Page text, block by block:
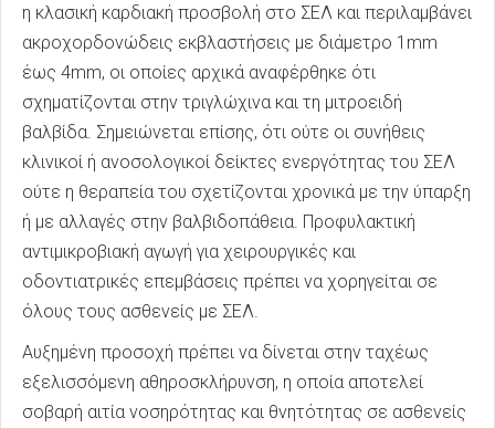
η κλασική καρδιακή προσβολή στο ΣΕΛ και περιλαμβάνει
ακροχορδονώδεις εκβλαστήσεις με διάμετρο 1mm
έως 4mm, οι οποίες αρχικά αναφέρθηκε ότι
σχηματίζονται στην τριγλώχινα και τη μιτροειδή
βαλβίδα. Σημειώνεται επίσης, ότι ούτε οι συνήθεις
κλινικοί ή ανοσολογικοί δείκτες ενεργότητας του ΣΕΛ
ούτε η θεραπεία του σχετίζονται χρονικά με την ύπαρξη
ή με αλλαγές στην βαλβιδοπάθεια. Προφυλακτική
αντιμικροβιακή αγωγή για χειρουργικές και
οδοντιατρικές επεμβάσεις πρέπει να χορηγείται σε
όλους τους ασθενείς με ΣΕΛ.
Αυξημένη προσοχή πρέπει να δίνεται στην ταχέως
εξελισσόμενη αθηροσκλήρυνση, η οποία αποτελεί
σοβαρή αιτία νοσηρότητας και θνητότητας σε ασθενείς